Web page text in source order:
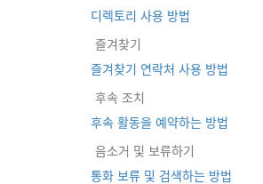
디렉토리 사용 방법
즐겨찾기
즐겨찾기 연락처 사용 방법
후속 조치
후속 활동을 예약하는 방법
음소거 및 보류하기
통화 보류 및 검색하는 방법